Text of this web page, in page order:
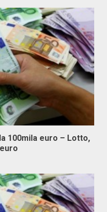
100mila euro – Lotto,